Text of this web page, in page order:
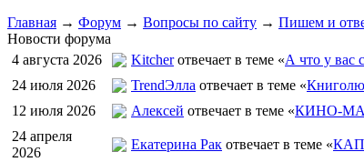
Главная → Форум → Вопросы по сайту → Пишем и
Новости форума
4 августа 2026
Kitcherотвечает в теме «А что у вас
24 июля 2026
TrendЭлла отвечает в теме «
12 июля 2026
Алексей отвечает в теме «КИНО-
24 апреля
2026
Екатерина Рак отвечает в теме «